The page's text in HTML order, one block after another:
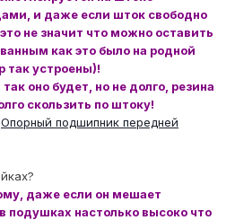
и даже если шток свободно
не значит что можно оставить
как это было на родной
так устроены)!
оно будет, но не долго, резина
скользить по штоку!
Опорный подшипник передней
даже если он мешает
подушках настолько высоко что